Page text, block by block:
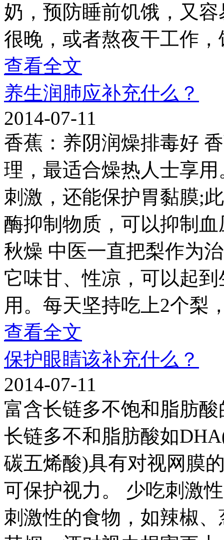
奶，预防睡前饥饿，又
很晚，或者熬夜干工作
查看全文
养生润肺应补充什么？
2014-07-11
香蕉：养阴润燥排毒好
理，最适合燥热人士享
刺激，还能保护胃黏膜;
酶抑制物质，可以抑制
秋燥 中医一直把梨作为
它味甘、性凉，可以起
用。每天坚持吃上2个梨
查看全文
保护眼睛该补充什么？
2014-07-11
富含长链多不饱和脂肪
长链多不和脂肪酸如
碳五烯酸)具有对视网膜
可保护视力。 少吃刺激
刺激性的食物，如辣椒